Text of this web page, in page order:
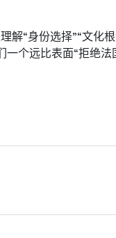
“身份选择”“文化
个远比表面“拒绝法